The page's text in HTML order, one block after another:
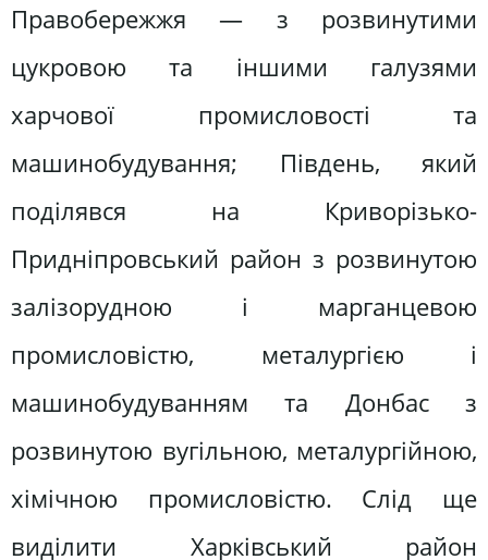
Правобережжя — з розвинутими
цукровою та іншими галузями
харчової промисловості та
машинобудування; Південь, який
поділявся на Криворізько-
Придніпровський район з розвинутою
залізорудною і марганцевою
промисловістю, металургією і
машинобудуванням та Донбас з
розвинутою вугільною, металургійною,
хімічною промисловістю. Слід ще
виділити Харківський район